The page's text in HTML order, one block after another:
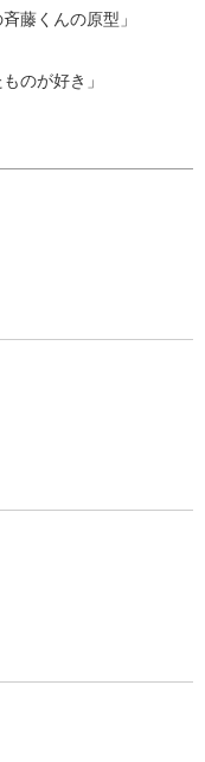
藤くんの原型」
のが好き」